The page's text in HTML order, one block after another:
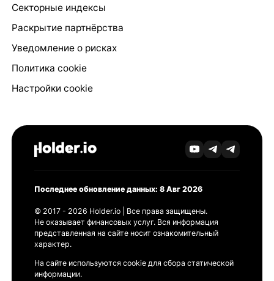
Секторные индексы
Раскрытие партнёрства
Уведомление о рисках
Политика cookie
Настройки cookie
Последнее обновление данных: 8 Авг 2026
© 2017 - 2026 Holder.io | Все права защищены.
Не оказывает финансовых услуг. Вся информация
представленная на сайте носит ознакомительный
характер.
На сайте используются cookie для сбора статической
информации.